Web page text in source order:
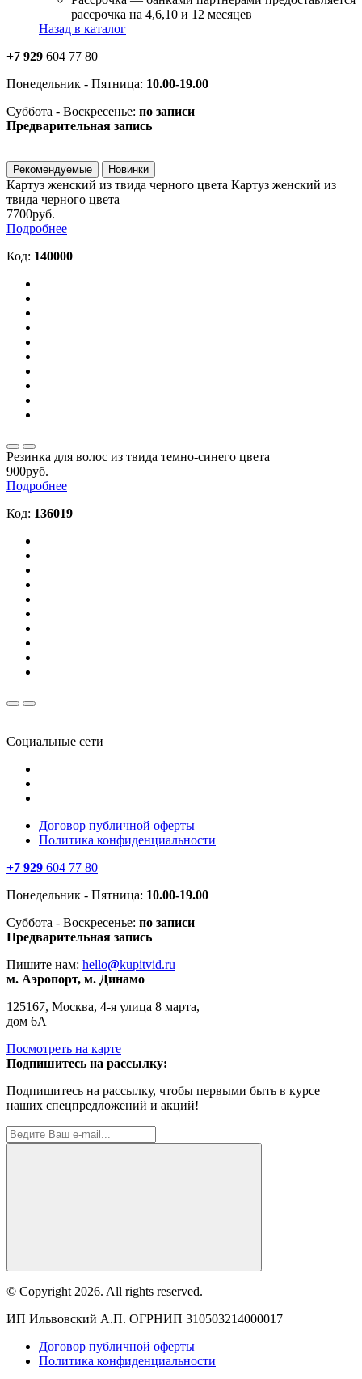
рассрочка на 4,6,10 и 12 месяцев
Назад в каталог
+7 929 604 77 80
Понедельник - Пятница: 10.00-19.00
Суббота - Воскресенье: по записи
Предварительная запись
Рекомендуемые Новинки
Картуз женский из твида черного цвета Картуз женский из
твида черного цвета
7700руб.
Подробнее
Код: 140000
Резинка для волос из твида темно-синего цвета
900руб.
Подробнее
Код: 136019
Социальные сети
Договор публичной оферты
Политика конфиденциальности
+7 929 604 77 80
Понедельник - Пятница: 10.00-19.00
Суббота - Воскресенье: по записи
Предварительная запись
Пишите нам: hello@kupitvid.ru
м. Аэропорт, м. Динамо
125167, Москва, 4-я улица 8 марта,
дом 6А
Посмотреть на карте
Подпишитесь на рассылку:
Подпишитесь на рассылку, чтобы первыми быть в курсе
наших спецпредложений и акций!
© Copyright 2026. All rights reserved.
ИП Ильвовский А.П. ОГРНИП 310503214000017
Договор публичной оферты
Политика конфиденциальности